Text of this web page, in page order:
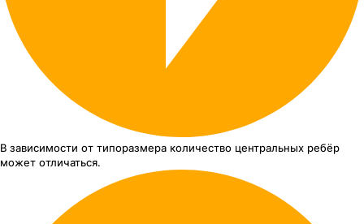
В зависимости от типоразмера количество центральных ребёр
может отличаться.